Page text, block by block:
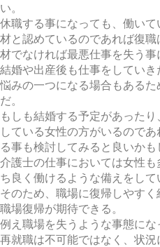
い。
休職する事になっても、働い
材と認めているのであれば復
材でなければ最悪仕事を失う事
結婚や出産後も仕事をしてい
悩みの一つになる場合もある
だ。
もしも結婚する予定があった
している女性の方がいるので
る事も検討してみると良いかも
介護士の仕事においては女性
ち良く働けるような備えをして
そのため、職場に復帰しやす
職場復帰が期待できる。
例え職場を失うような事態に
再就職は不可能ではなく、状況